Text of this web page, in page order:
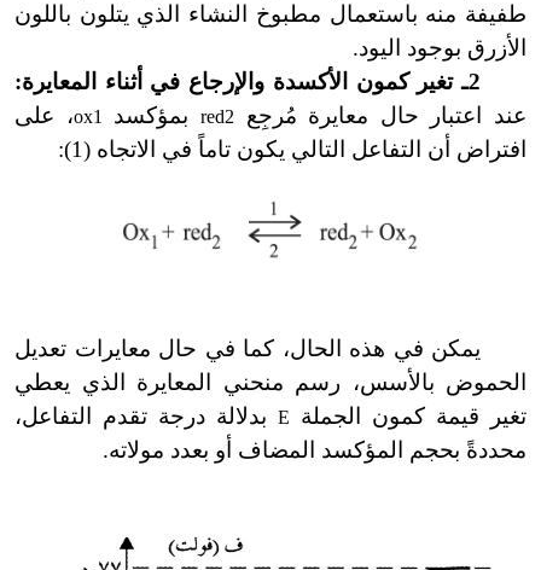
طفيفة منه باستعمال مطبوخ النشاء الذي يتلون باللون
الأزرق بوجود اليود.
2ـ تغير كمون الأكسدة والإرجاع في أثناء المعايرة:
عند اعتبار حال معايرة مُرجِعred2 بمؤكسد ox1، على
افتراض أن التفاعل التالي يكون تاماً في الاتجاه (1):
يمكن في هذه الحال، كما في حال معايرات تعديل
الحموض بالأسس، رسم منحني المعايرة الذي يعطي
تغير قيمة كمون الجملة
E بدلالة درجة تقدم التفاعل،
محددةً بحجم المؤكسد المضاف أو بعدد مولاته.